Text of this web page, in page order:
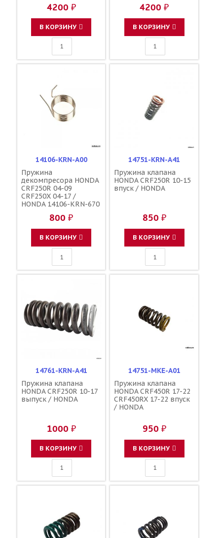
YAMAHA4200 ₽
В КОРЗИНУ
4200 ₽
В КОРЗИНУ
14106-KRN-A00
Пружина
декомпресора HONDA
CRF250R 04-09
CRF250X 04-17 /
HONDA 14106-KRN-670
800 ₽
В КОРЗИНУ
14751-KRN-A41
Пружина клапана
HONDA CRF250R 10-15
впуск / HONDA
850 ₽
В КОРЗИНУ
14761-KRN-A41
Пружина клапана
HONDA CRF250R 10-17
выпуск / HONDA
1000 ₽
В КОРЗИНУ
14751-MKE-A01
Пружина клапана
HONDA CRF450R 17-22
CRF450RX 17-22 впуск
/ HONDA
950 ₽
В КОРЗИНУ